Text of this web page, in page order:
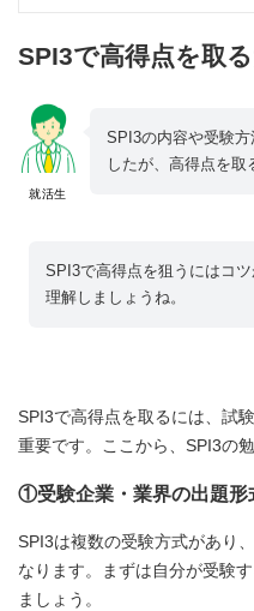
SPI3で高得点を取
就活生
SPI3の内容や受験
したが、高得点を取
SPI3で高得点を狙うにはコ
理解しましょうね。
SPI3で高得点を取るには、試
重要です。ここから、SPI3の
①受験企業・業界の出題形
SPI3は複数の受験方式があり
なります。まずは自分が受験
ましょう。